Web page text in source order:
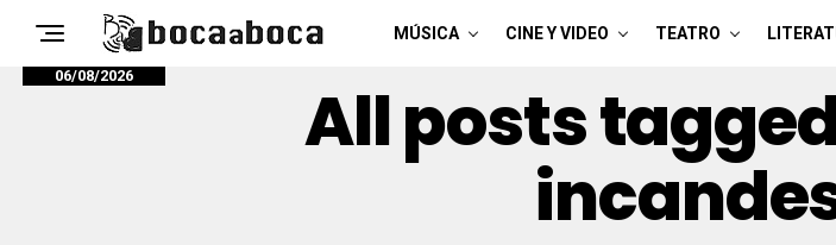
MÚSICA CINE Y VIDEO TEATRO
06/08/2026 All posts